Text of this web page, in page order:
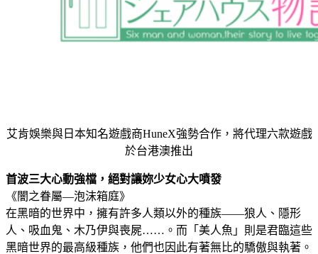
艾肯娛樂與日本知名遊戲商HuneX強勢合作，將代理六款遊戲
於台港澳推出
首波三大心動強檔，絕對讓妳少女心大噴發
《闇之眷屬—泡沫箱庭》
在黑暗的世界中，擁有許多人類以外的種族——狼人、隱形
人、吸血鬼、木乃伊與喪屍……。而「美人魚」則是君臨這些
黑暗世界的最高級種族，他們也因此有著無比的驕傲與執著。